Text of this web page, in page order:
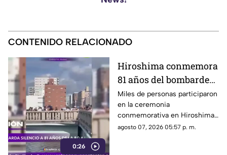
CONTENIDO RELACIONADO
0:26
Hiroshima conmemora
81 años del bombardeo
atómico con un minuto
de silencio
Miles de personas participaron
en la ceremonia
conmemorativa en Hiroshima,
donde se recordó a las
agosto 07, 2026 05:57 p. m.